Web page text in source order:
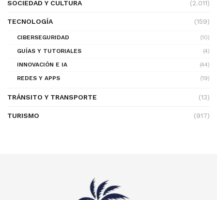
SOCIEDAD Y CULTURA (2.011)
TECNOLOGÍA (159)
CIBERSEGURIDAD
(10)
GUÍAS Y TUTORIALES
(4)
INNOVACIÓN E IA
(44)
REDES Y APPS
(19)
TRÁNSITO Y TRANSPORTE (13)
TURISMO (917)